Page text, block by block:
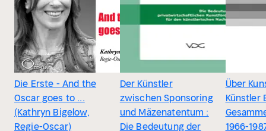
Die Erste - And the
Oscar goes to ...
(Kathryn Bigelow,
Regie-Oscar)
Der Künstler
zwischen Sponsoring
und Mäzenatentum :
Die Bedeutung der
Über
Künstler
1966-